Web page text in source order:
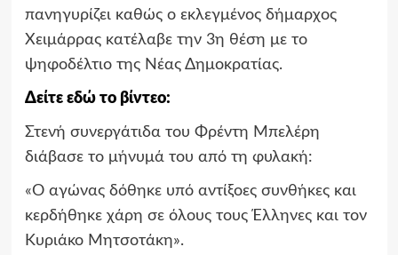
πανηγυρίζει καθώς ο εκλεγμένος δήμαρχος
Χειμάρρας κατέλαβε την 3η θέση με το
ψηφοδέλτιο της Νέας Δημοκρατίας.
Δείτε εδώ το βίντεο:
Στενή συνεργάτιδα του Φρέντη Μπελέρη
διάβασε το μήνυμά του από τη φυλακή:
«Ο αγώνας δόθηκε υπό αντίξοες συνθήκες και
κερδήθηκε χάρη σε όλους τους Έλληνες και τον
Κυριάκο Μητσοτάκη».